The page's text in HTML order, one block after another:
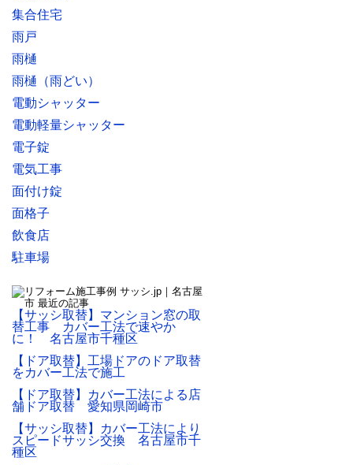
集合住宅
雨戸
雨樋
雨樋（雨どい）
電動シャッター
電動軽量シャッター
電子錠
電気工事
面付け錠
面格子
飲食店
駐車場
【サッシ取替】マンション窓の取
替工事 カバー工法で速やか
に！ 名古屋市千種区
【ドア取替】工場ドアのドア取替
をカバー工法で施工
【ドア取替】カバー工法による店
舗ドア取替 愛知県岡崎市
【サッシ取替】カバー工法により
スピードサッシ交換 名古屋市千
種区